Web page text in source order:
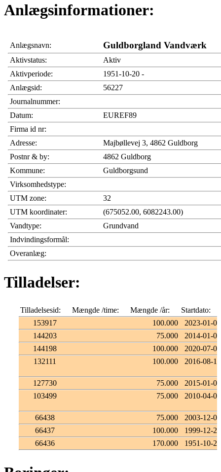
Anlægsinformationer:
Anlægsnavn: Guldborgland Vandværk
Aktivstatus:
Aktiv
Aktivperiode:
1951-10-20 -
Anlægsid:
56227
Journalnummer:
Datum:
EUREF89
Firma id nr:
Adresse:
Majbøllevej 3, 4862 Guldborg
Postnr & by:
4862 Guldborg
Kommune:
Guldborgsund
Virksomhedstype:
UTM zone:
32
UTM koordinater:
(675052.00, 6082243.00)
Vandtype:
Grundvand
Indvindingsformål:
Overanlæg:
Tilladelser:
Tilladelsesid: Mængde /time: Mængde /år:
Startdato:
153917
100.000
2023-01-01
144203
75.000
2014-01-01
144198
100.000
2020-07-02
132111
100.000 2016-08-10
127730 75.000
2015-01-01
103499
75.000 2010-04-01
66438 75.000
2003-12-05
66437
100.000
1999-12-29
66436
170.000 1951-10-20